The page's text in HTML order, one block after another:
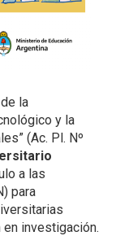
la
y la
(Ac. Pl. Nº
a las
para
investigación.